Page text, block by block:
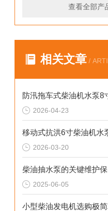
查看全部产
相关文章 /
防汛拖车式柴油机水泵8
2026-04-23
2026-03-20
柴油抽水泵的关键维护
2025-06-05
小型柴油发电机选购极